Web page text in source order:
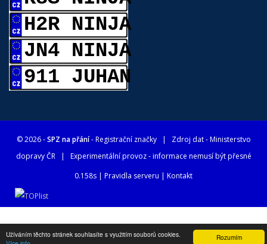
Rozumím
Užíváním těchto stránek souhlasíte s využitím souborů cookies.
H2R NINJA
JN4 NINJA
911 JUHAN
© 2026 -SPZ na přání- Registrační značky| Zdroj dat -Ministerstvo
dopravy ČR| Experimentální provoz - informace nemusí být přesné
0.158s | Pravidla serveru | Kontakt